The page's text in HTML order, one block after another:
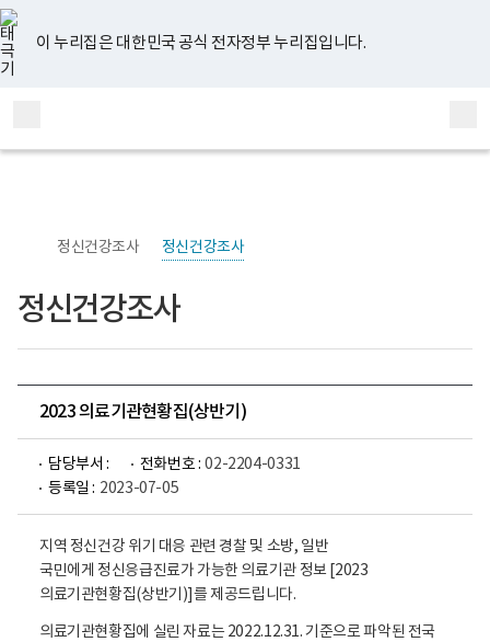
너
비
767px
이
하
이 누리집은 대한민국 공식 전자정부 누리집입니다.
지
검
메
홈
정신건강조사 정신건강조사
정신건강조사
2023 의료기관현황집(상반기)
담당부서 : 전화번호 : 02-2204-0331
등록일 : 2023-07-05
지역 정신건강 위기 대응 관련 경찰 및 소방, 일반
국민에게 정신응급진료가 가능한 의료기관 정보 [2023
의료기관현황집(상반기)]를 제공드립니다.
의료기관현황집에 실린 자료는 2022.12.31. 기준으로 파악된 전국
유
튜
브
페
이
스
북
인
스
타
그
램
블
로
그